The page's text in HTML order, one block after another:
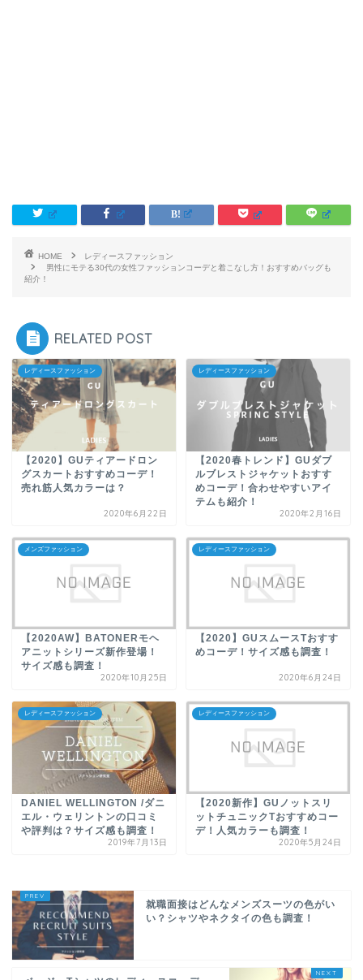
HOME
レディースファッション
男性にモテる30代の女性ファッションコーデと着こなし方！おすすめバッグも
紹介！
RELATED POST
レディースファッション
【2020】GUティアードロン
グスカートおすすめコーデ！
売れ筋人気カラーは？
2020年6月22日
レディースファッション
【2020春トレンド】GUダブ
ルブレストジャケットおすす
めコーデ！合わせやすいアイ
テムも紹介！
2020年2月16日
メンズファッション
【2020AW】BATONERモヘ
アニットシリーズ新作登場！
サイズ感も調査！
2020年10月25日
レディースファッション
【2020】GUスムースTおすす
めコーデ！サイズ感も調査！
2020年6月24日
レディースファッション
DANIEL WELLINGTON /ダニ
エル・ウェリントンの口コミ
や評判は？サイズ感も調査！
2019年7月13日
レディースファッション
【2020新作】GUノットスリ
ットチュニックTおすすめコー
デ！人気カラーも調査！
2020年5月24日
就職面接はどんなメンズスーツの色がい
い？シャツやネクタイの色も調査！